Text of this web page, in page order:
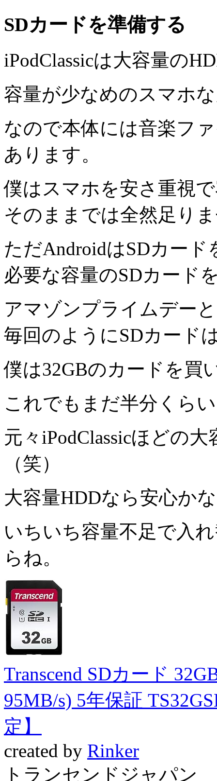
SDカードを準備する
iPodClassicは大容量の
容量が少なめのスマホ
なので本体には音楽フ
あります。
僕はスマホを安さ重視
そのままでは全然足り
ただAndroidはSDカード
必要な容量のSDカード
アマゾンプライムデー
毎回のようにSDカード
僕は32GBのカードを買
これでもまだ半分くら
元々iPodClassicほどの
（笑）
大容量HDDなら安心か
いちいち容量不足で入
らね。
Transcend SDカード
95MB/s) 5年保証
定】
created by Rinker
トランセンドジャパン